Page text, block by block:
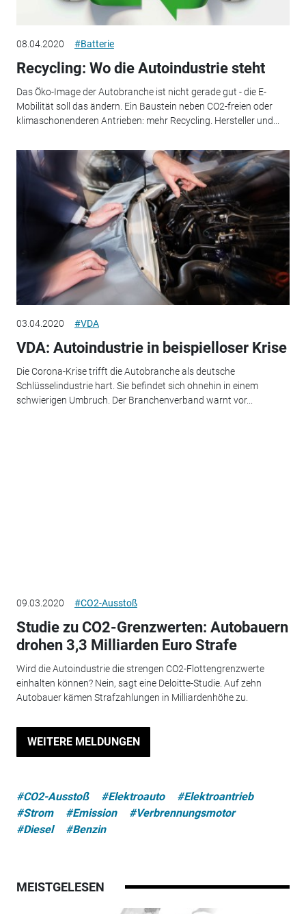
08.04.2020 #Batterie
Recycling: Wo die Autoindustrie steht
Das Öko-Image der Autobranche ist nicht gerade gut - die E-
Mobilität soll das ändern. Ein Baustein neben CO2-freien oder
klimaschonenderen Antrieben: mehr Recycling. Hersteller und...
03.04.2020 #VDA
VDA: Autoindustrie in beispielloser Krise
Die Corona-Krise trifft die Autobranche als deutsche
Schlüsselindustrie hart. Sie befindet sich ohnehin in einem
schwierigen Umbruch. Der Branchenverband warnt vor...
09.03.2020 #CO2-Ausstoß
Studie zu CO2-Grenzwerten: Autobauern
drohen 3,3 Milliarden Euro Strafe
Wird die Autoindustrie die strengen CO2-Flottengrenzwerte
einhalten können? Nein, sagt eine Deloitte-Studie. Auf zehn
Autobauer kämen Strafzahlungen in Milliardenhöhe zu.
WEITERE MELDUNGEN
#CO2-Ausstoß #Elektroauto
#Elektroantrieb
#Strom
#Emission
#Verbrennungsmotor
#Diesel
#Benzin
MEISTGELESEN